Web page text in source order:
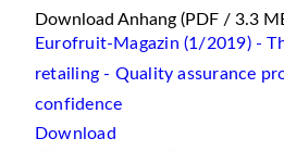
Download Anhang (PDF / 3.3
Eurofruit-Magazin (1/2019) -
retailing - Quality assurance
confidence
Download